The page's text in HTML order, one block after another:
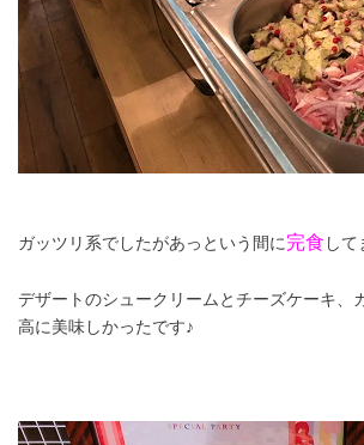
ガッツリ系でしたがあっという間に完食 して
デザートのシュークリームとチーズケーキ、
高に美味しかったです♪